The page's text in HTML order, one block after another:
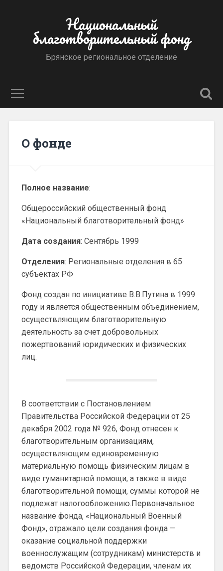
Национальный
благотворительный фонд
Брянское региональное отделение
О фонде
Полное название:
Общероссийский общественный фонд
«Национальный благотворительный фонд»
Дата создания: Сентябрь 1999
Отделения: Региональные отделения в 65
субъектах РФ
Фонд создан по инициативе В.В.Путина в 1999
году и является общественным объединением,
осуществляющим благотворительную
деятельность за счет добровольных
пожертвований юридических и физических
лиц.
В соответствии с Постановлением
Правительства Российской Федерации от 25
декабря 2002 года № 926, Фонд отнесен к
благотворительным организациям,
осуществляющим единовременную
материальную помощь физическим лицам в
виде гуманитарной помощи, а также в виде
благотворительной помощи, суммы которой не
подлежат налогообложению.Первоначальное
название фонда, «Национальный Военный
Фонд», отражало цели создания фонда —
оказание социальной поддержки
военнослужащим (сотрудникам) министерств и
ведомств Российской Федерации, членам их